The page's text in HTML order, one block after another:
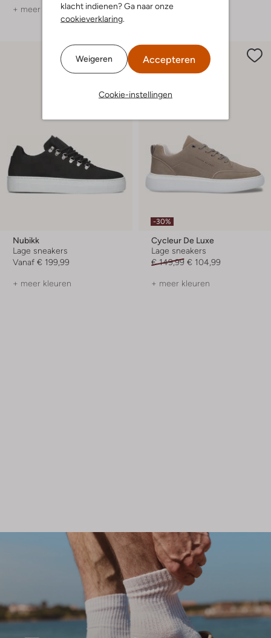
klacht indienen? Ga naar onze
cookieverklaring
Weigeren Accepteren
Cookie-instellingen
+ meer kleuren + meer kleuren
Nubikk
Lage sneakers
Vanaf € 199,99
+ meer kleuren
-30%
Cycleur De Luxe
Lage sneakers
€ 149,99 € 104,99
+ meer kleuren